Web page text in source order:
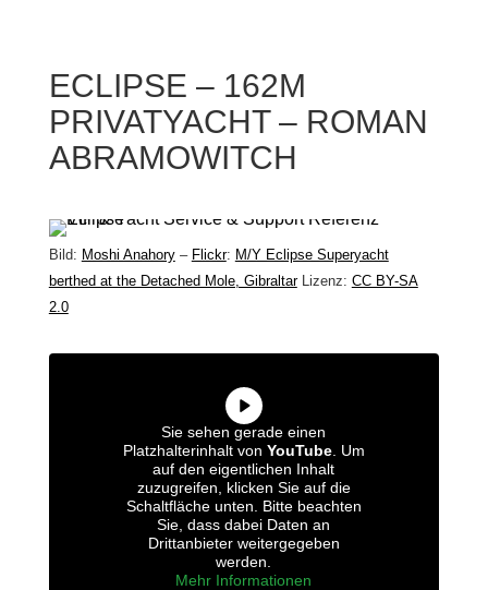
ECLIPSE – 162M
PRIVATYACHT – ROMAN
ABRAMOWITCH
Bild: Moshi Anahory– Flickr: M/Y Eclipse Superyacht
berthed at the Detached Mole, Gibraltar Lizenz: CC BY-SA
2.0
Sie sehen gerade einen
Platzhalterinhalt von YouTube. Um
auf den eigentlichen Inhalt
zuzugreifen, klicken Sie auf die
Schaltfläche unten. Bitte beachten
Sie, dass dabei Daten an
Drittanbieter weitergegeben
werden.
Mehr Informationen